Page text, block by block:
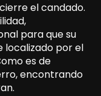
el candado.
para que su
localizado por el
es de
encontrando